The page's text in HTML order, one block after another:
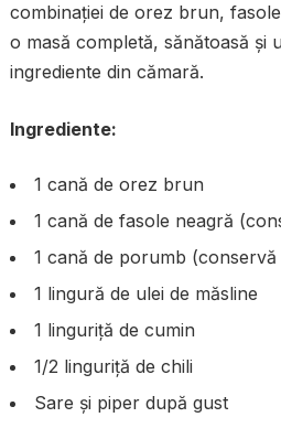
combinației de orez brun,
o masă completă, sănătoasă și
ingrediente din cămară.
Ingrediente:
1 cană de orez brun
1 cană de fasole neagră
1 cană de porumb (conservă
1 lingură de ulei de măsline
1 linguriță de cumin
1/2 linguriță de chili
Sare și piper după gust